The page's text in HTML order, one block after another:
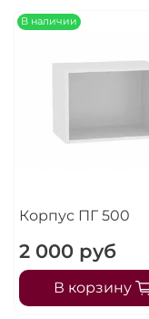
В наличии
Корпус ПГ 500
2 000 руб
В корзину